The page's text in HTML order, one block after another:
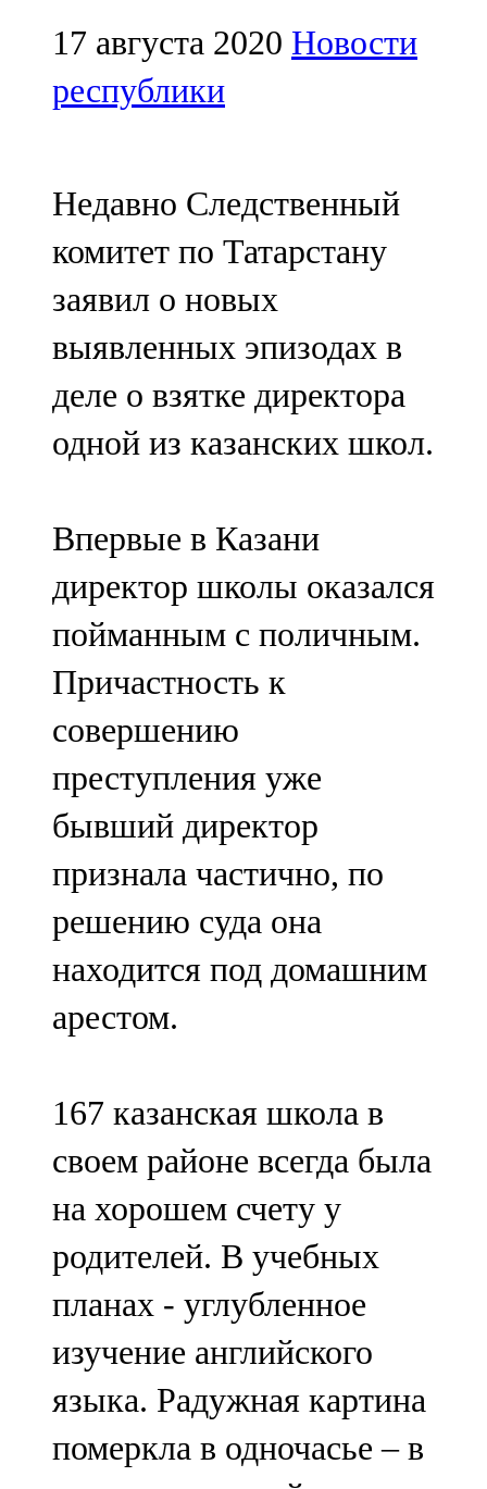
Мамадыш
106,2 FM
Минзәлә
Мөслим
100,0 FM
Нурлат
104,7 FM
Олы Әтнә
71,42 FM
107,8 FM
Теләче
106,1 FM
Түбән Кама
102,6 FM
Чирмешән
107,7 FM
Чистай
103,0 FM
Чүпрәле
91,0 FM
102,3 FM
Яңа чишмә
107,0 FM
Яр Чаллы
105,5 FM
17 августа 2020 Новости
республики
Недавно Следственный
комитет по Татарстану
заявил о новых
выявленных эпизодах в
деле о взятке директора
одной из казанских школ.
Впервые в Казани
директор школы оказался
пойманным с поличным.
Причастность к
совершению
преступления уже
бывший директор
признала частично, по
решению суда она
находится под домашним
арестом.
167 казанская школа в
своем районе всегда была
на хорошем счету у
родителей. В учебных
планах - углубленное
изучение английского
языка. Радужная картина
померкла в одночасье – в